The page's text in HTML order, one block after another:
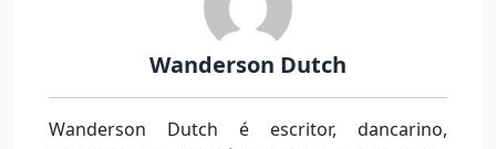
Wanderson Dutch
Wanderson Dutch é escritor, dancarino,